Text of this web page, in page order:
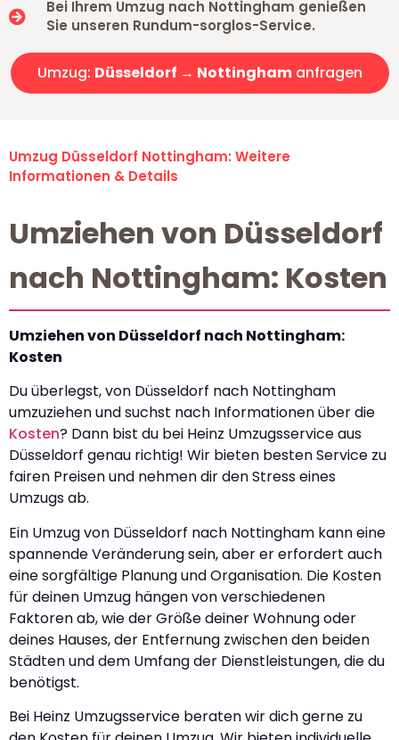
Bei Ihrem Umzug nach Nottingham genießen
Sie unseren Rundum-sorglos-Service.
Umzug: Düsseldorf → Nottinghamanfragen
Umzug Düsseldorf Nottingham: Weitere
Informationen & Details
Umziehen von Düsseldorf
nach Nottingham: Kosten
Umziehen von Düsseldorf nach Nottingham:
Kosten
Du überlegst, von Düsseldorf nach Nottingham
umzuziehen und suchst nach Informationen über die
Kosten? Dann bist du bei Heinz Umzugsservice aus
Düsseldorf genau richtig! Wir bieten besten Service zu
fairen Preisen und nehmen dir den Stress eines
Umzugs ab.
Ein Umzug von Düsseldorf nach Nottingham kann eine
spannende Veränderung sein, aber er erfordert auch
eine sorgfältige Planung und Organisation. Die Kosten
für deinen Umzug hängen von verschiedenen
Faktoren ab, wie der Größe deiner Wohnung oder
deines Hauses, der Entfernung zwischen den beiden
Städten und dem Umfang der Dienstleistungen, die du
benötigst.
Bei Heinz Umzugsservice beraten wir dich gerne zu